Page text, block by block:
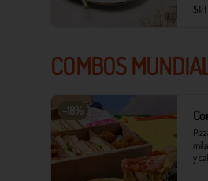
COMBOS
-18%
y